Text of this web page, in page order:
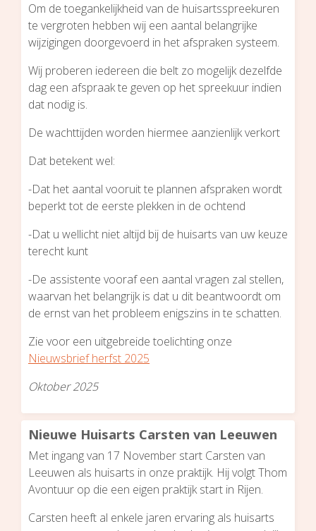
Om de toegankelijkheid van de huisartsspreekuren
te vergroten hebben wij een aantal belangrijke
wijzigingen doorgevoerd in het afspraken systeem.
Wij proberen iedereen die belt zo mogelijk dezelfde
dag een afspraak te geven op het spreekuur indien
dat nodig is.
De wachttijden worden hiermee aanzienlijk verkort
Dat betekent wel:
-Dat het aantal vooruit te plannen afspraken wordt
beperkt tot de eerste plekken in de ochtend
-Dat u wellicht niet altijd bij de huisarts van uw keuze
terecht kunt
-De assistente vooraf een aantal vragen zal stellen,
waarvan het belangrijk is dat u dit beantwoordt om
de ernst van het probleem enigszins in te schatten.
Zie voor een uitgebreide toelichting onze
Nieuwsbrief herfst 2025
Oktober 2025
Nieuwe Huisarts Carsten van Leeuwen
Met ingang van 17 November start Carsten van
Leeuwen als huisarts in onze praktijk. Hij volgt Thom
Avontuur op die een eigen praktijk start in Rijen.
Carsten heeft al enkele jaren ervaring als huisarts